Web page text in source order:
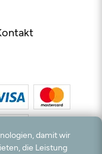
damit wir
die Leistung